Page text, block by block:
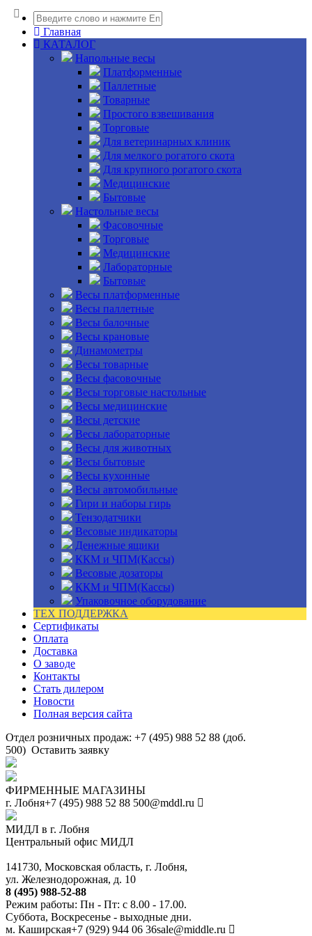
Главная
КАТАЛОГ
Напольные весы
Платформенные
Паллетные
Товарные
Простого взвешивания
Торговые
Для ветеринарных клиник
Для мелкого рогатого скота
Для крупного рогатого скота
Медицинские
Бытовые
Настольные весы
Фасовочные
Торговые
Медицинские
Лабораторные
Бытовые
Весы платформенные
Весы паллетные
Весы балочные
Весы крановые
Динамометры
Весы товарные
Весы фасовочные
Весы торговые настольные
Весы медицинские
Весы детские
Весы лабораторные
Весы для животных
Весы бытовые
Весы кухонные
Весы автомобильные
Гири и наборы гирь
Тензодатчики
Весовые индикаторы
Денежные ящики
ККМ и ЧПМ(Кассы)
Весовые дозаторы
ККМ и ЧПМ(Кассы)
Упаковочное оборудование
ТЕХ ПОДДЕРЖКА
Сертификаты
Оплата
Доставка
О заводе
Контакты
Стать дилером
Новости
Полная версия сайта
Отдел розничных продаж: +7 (495) 988 52 88 (доб.
500) Оставить заявку
ФИРМЕННЫЕ МАГАЗИНЫ
г. Лобня+7 (495) 988 52 88 500@mddl.ru
МИДЛ в г. Лобня
Центральный офис МИДЛ
141730, Московская область, г. Лобня,
ул. Железнодорожная, д. 10
8 (495) 988-52-88
Режим работы: Пн - Пт: с 8.00 - 17.00.
Суббота, Воскресенье - выходные дни.
м. Каширская+7 (929) 944 06 36sale@middle.ru